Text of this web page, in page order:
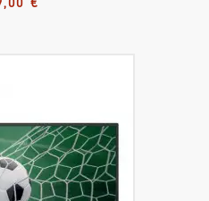
€